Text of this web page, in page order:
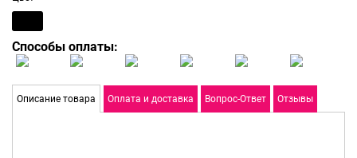
Способы оплаты:
Описание товара Оплата и доставка Вопрос-Ответ Отзывы